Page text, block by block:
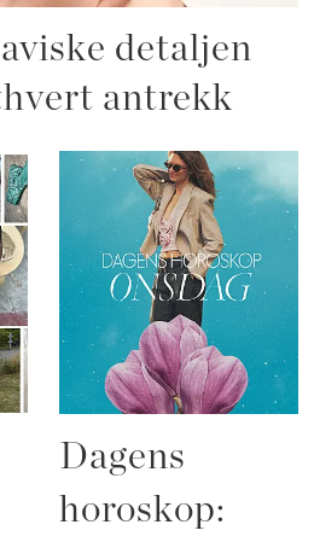
detaljen
antrekk
Dagens
horoskop: